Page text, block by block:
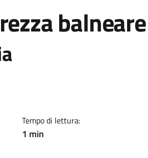
balneare
Tempo di lettura:
1 min